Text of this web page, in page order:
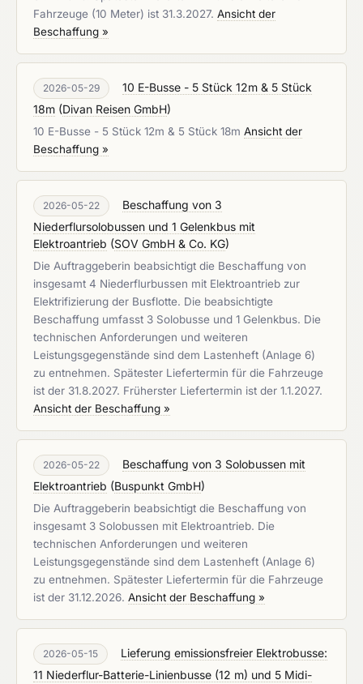
Fahrzeuge (10 Meter) ist 31.3.2027. Ansicht der
Beschaffung »
2026-05-29
10 E-Busse - 5 Stück 12m & 5 Stück
18m (Divan Reisen GmbH)
10 E-Busse - 5 Stück 12m & 5 Stück 18m Ansicht der
Beschaffung »
2026-05-22
Beschaffung von 3
Niederflursolobussen und 1 Gelenkbus mit
Elektroantrieb (SOV GmbH & Co. KG)
Die Auftraggeberin beabsichtigt die Beschaffung von
insgesamt 4 Niederflurbussen mit Elektroantrieb zur
Elektrifizierung der Busflotte. Die beabsichtigte
Beschaffung umfasst 3 Solobusse und 1 Gelenkbus. Die
technischen Anforderungen und weiteren
Leistungsgegenstände sind dem Lastenheft (Anlage 6)
zu entnehmen. Spätester Liefertermin für die Fahrzeuge
ist der 31.8.2027. Früherster Liefertermin ist der 1.1.2027.
Ansicht der Beschaffung »
2026-05-22
Beschaffung von 3 Solobussen mit
Elektroantrieb (Buspunkt GmbH)
Die Auftraggeberin beabsichtigt die Beschaffung von
insgesamt 3 Solobussen mit Elektroantrieb. Die
technischen Anforderungen und weiteren
Leistungsgegenstände sind dem Lastenheft (Anlage 6)
zu entnehmen. Spätester Liefertermin für die Fahrzeuge
ist der 31.12.2026. Ansicht der Beschaffung »
2026-05-15
Lieferung emissionsfreier Elektrobusse:
11 Niederflur-Batterie-Linienbusse (12 m) und 5 Midi-